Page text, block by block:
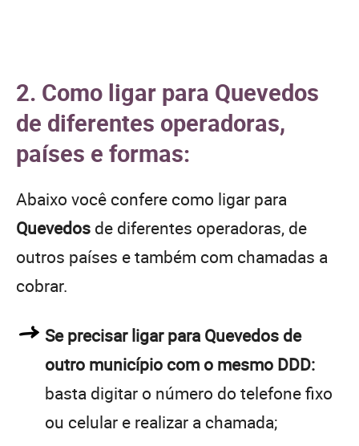
2. Como ligar para Quevedos
de diferentes operadoras,
países e formas:
Abaixo você confere como ligar para
Quevedos de diferentes operadoras, de
outros países e também com chamadas a
cobrar.
Se precisar ligar para Quevedos de
outro município com o mesmo DDD:
basta digitar o número do telefone fixo
ou celular e realizar a chamada;